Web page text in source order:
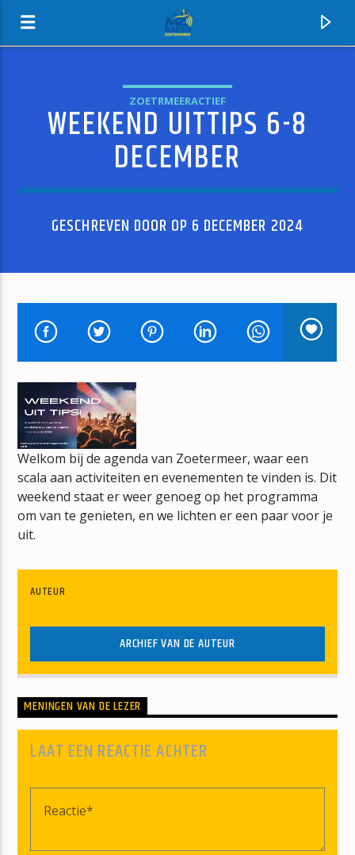
MZ-RADIO
HUIDIG NUMMER
BOUWVAL
ERIK-VERBOUW
mz-radio
ZOETRMEERACTIEF
WEEKEND UITTIPS 6-8
DECEMBER
GESCHREVEN DOOR OP 6 DECEMBER 2024
Welkom bij de agenda van Zoetermeer, waar een
scala aan activiteiten en evenementen te vinden is. Dit
weekend staat er weer genoeg op het programma
om van te genieten, en we lichten er een paar voor je
uit.
AUTEUR
ARCHIEF VAN DE AUTEUR
MENINGEN VAN DE LEZER
LAAT EEN REACTIE ACHTER